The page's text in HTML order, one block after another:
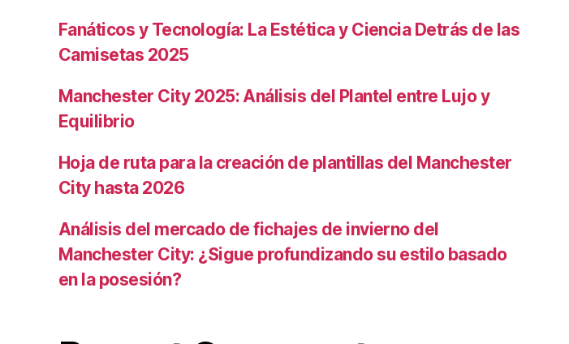
Fanáticos y Tecnología: La Estética y Ciencia Detrás de las
Camisetas 2025
Manchester City 2025: Análisis del Plantel entre Lujo y
Equilibrio
Hoja de ruta para la creación de plantillas del Manchester
City hasta 2026
Análisis del mercado de fichajes de invierno del
Manchester City: ¿Sigue profundizando su estilo basado
en la posesión?